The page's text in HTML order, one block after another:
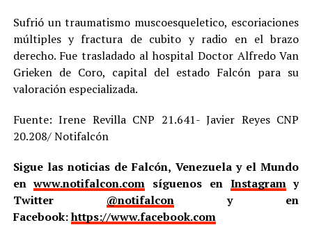
Sufrió un traumatismo muscoesqueletico, escoriaciones
múltiples y fractura de cubito y radio en el brazo
derecho. Fue trasladado al hospital Doctor Alfredo Van
Grieken de Coro, capital del estado Falcón para su
valoración especializada.
Fuente: Irene Revilla CNP 21.641- Javier Reyes CNP
20.208/ Notifalcón
Sigue las noticias de Falcón, Venezuela y el Mundo
enwww.notifalcon.com síguenos en Instagramy
Twitter @notifalcony en
Facebook:https://www.facebook.com